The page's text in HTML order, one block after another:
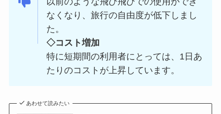
なくなり、旅行の自由度が低下しまし
た。
◇コスト増加
特に短期間の利用者にとっては、1日あ
たりのコストが上昇しています。
あわせて読みたい